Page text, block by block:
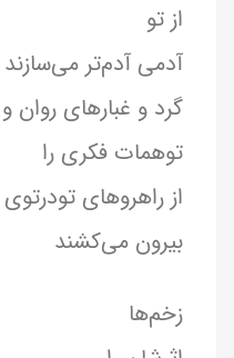
از تو
آدمی آدم‌تر می‌سازند
گرد و غبارهای روان
توهمات فکری را
از راهروهای
بیرون می‌کشند
زخم‌ها